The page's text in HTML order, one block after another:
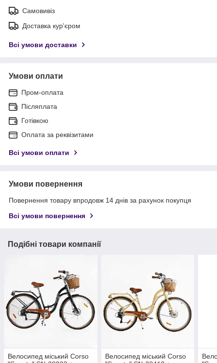
Самовивіз
Доставка кур'єром
Всі умови доставки
Умови оплати
Пром-оплата
Післяплата
Готівкою
Оплата за реквізитами
Всі умови оплати
Умови повернення
Повернення товару впродовж 14 днів за рахунок покупця
Всі умови повернення
Подібні товари компанії
Велосипед міський Corso
Велосипед міський Corso